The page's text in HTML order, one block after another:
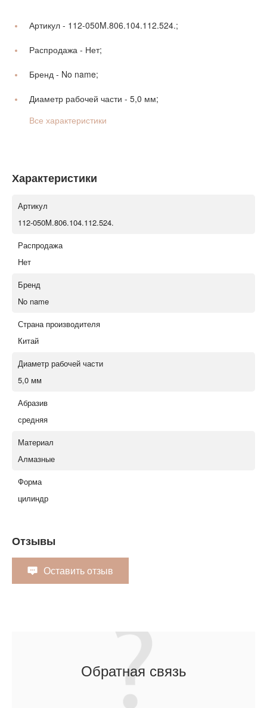
Артикул - 112-050M.806.104.112.524.;
Распродажа - Нет;
Бренд - No name;
Диаметр рабочей части - 5,0 мм;
Все характеристики
Характеристики
Артикул
112-050M.806.104.112.524.
Распродажа
Нет
Бренд
No name
Страна производителя
Китай
Диаметр рабочей части
5,0 мм
Абразив
средняя
Материал
Алмазные
Форма
цилиндр
Отзывы
Оставить отзыв
Обратная связь